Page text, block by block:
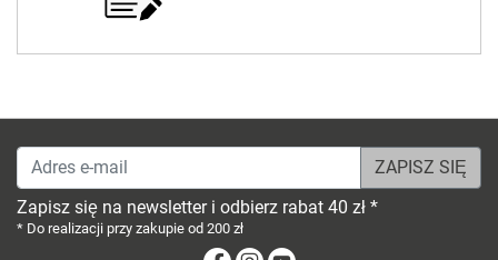
Adres e-mail
Zapisz się na newsletter i odbierz rabat 40 zł *
* Do realizacji przy zakupie od 200 zł